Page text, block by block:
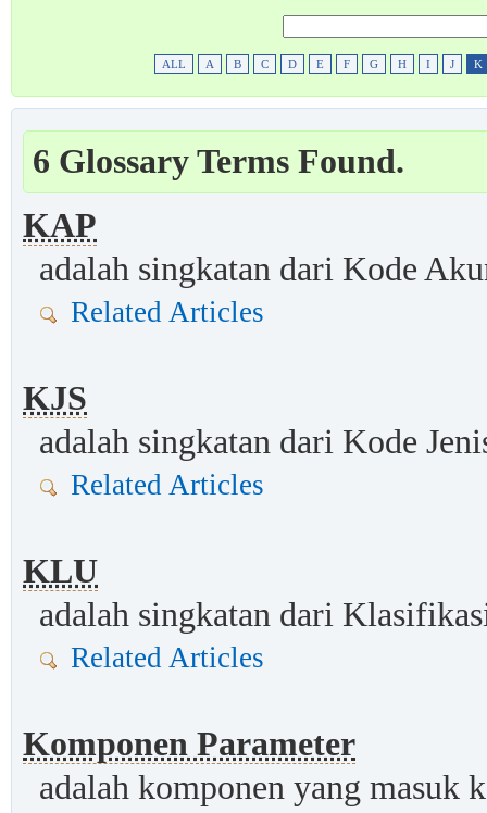
ALL A B C D E F G H I J K
6 Glossary Terms Found.
KAP
adalah singkatan dari Kode
Related Articles
KJS
adalah singkatan dari Kode
Related Articles
KLU
adalah singkatan dari
Related Articles
Komponen Parameter
adalah komponen yang masuk